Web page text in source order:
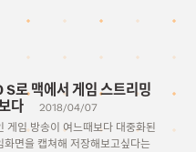
로 맥에서 게임 스트리밍
다
2018/04/07
게임 방송이 여느때보다 대중화된
화면을 캡쳐해 저장해보고싶다는